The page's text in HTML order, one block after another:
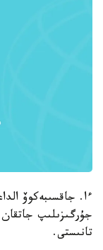
ءا. جاقسىبەكوۆ
جۇرگىزىلىپ
تانىستى.